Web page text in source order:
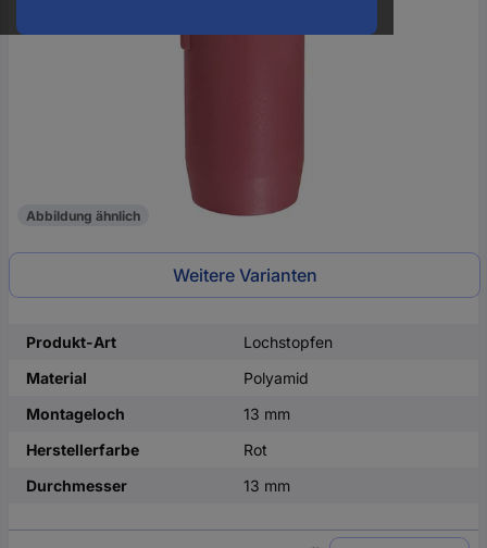
Abbildung ähnlich
Weitere Varianten
Produkt-Art
Lochstopfen
Material
Polyamid
Montageloch
13 mm
Herstellerfarbe
Rot
Durchmesser
13 mm